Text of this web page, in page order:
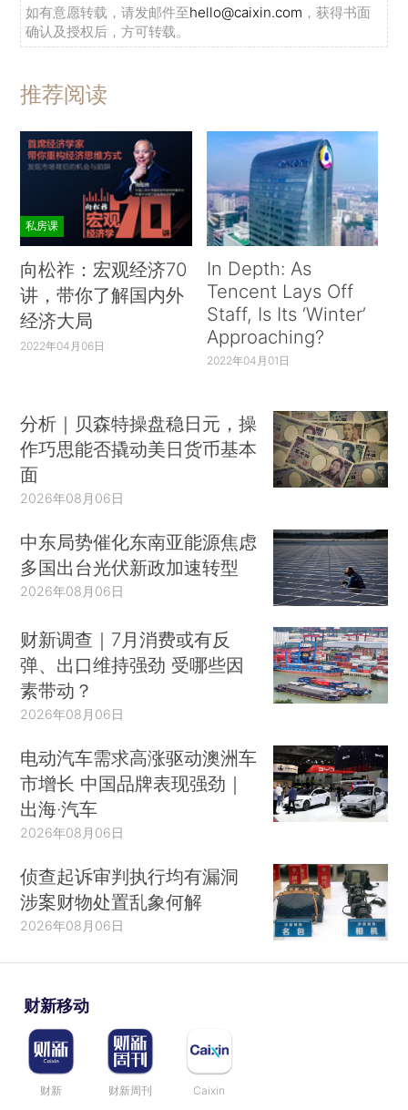
如有意愿转载，请发邮件至hello@caixin.com ，获得书面
确认及授权后，方可转载。
推荐阅读
私房课
向松祚：宏观经济70
讲，带你了解国内外
经济大局
2022年04月06日
In Depth: As
Tencent Lays Off
Staff, Is Its ‘Winter’
Approaching?
2022年04月01日
分析｜贝森特操盘稳日元，操
作巧思能否撬动美日货币基本
面
2026年08月06日
中东局势催化东南亚能源焦虑
多国出台光伏新政加速转型
2026年08月06日
财新调查｜7月消费或有反
弹、出口维持强劲 受哪些因
素带动？
2026年08月06日
电动汽车需求高涨驱动澳洲车
市增长 中国品牌表现强劲｜
出海·汽车
2026年08月06日
侦查起诉审判执行均有漏洞
涉案财物处置乱象何解
2026年08月06日
财新移动
财新 财新周刊 Caixin